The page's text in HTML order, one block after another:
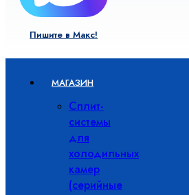
Пишите в Макс!
МАГАЗИН
Сплит-
системы
для
холодильных
камер
(серийные